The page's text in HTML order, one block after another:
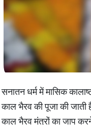
सनातन धर्म में मासिक
काल भैरव की पूजा की
काल भैरव मंत्रों का जाप